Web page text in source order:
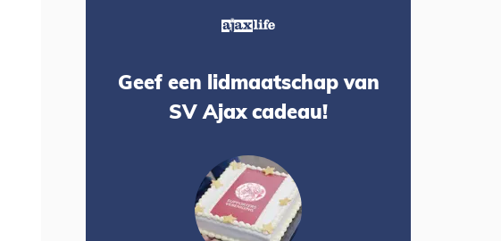
Geef een lidmaatschap van
SV Ajax cadeau!